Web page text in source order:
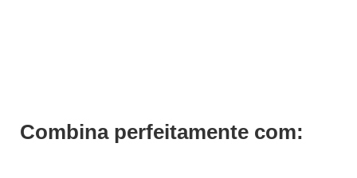
Combina perfeitamente com: